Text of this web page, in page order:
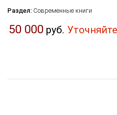
Раздел: Современные книги
50 000 руб.